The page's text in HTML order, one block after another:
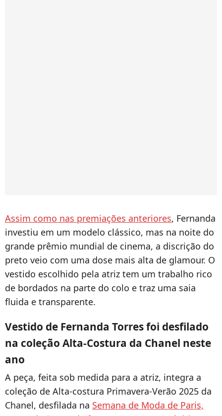
Assim como nas premiações anteriores, Fernanda
investiu em um modelo clássico, mas na noite do
grande prêmio mundial de cinema, a discrição do
preto veio com uma dose mais alta de glamour. O
vestido escolhido pela atriz tem um trabalho rico
de bordados na parte do colo e traz uma saia
fluida e transparente.
Vestido de Fernanda Torres foi desfilado
na coleção Alta-Costura da Chanel neste
ano
A peça, feita sob medida para a atriz, integra a
coleção de Alta-costura Primavera-Verão 2025 da
Chanel, desfilada na Semana de Moda de Paris,